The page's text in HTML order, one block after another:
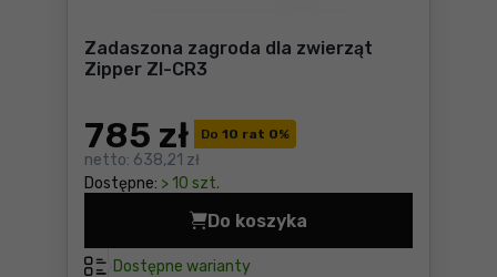
Zadaszona zagroda dla zwierząt
Zipper ZI-CR3
Do 10 rat 0%
785 zł
netto: 638,21 zł
Dostępne: > 10 szt.
Dostępne warianty
Do koszyka
Zadaszona zagroda dla